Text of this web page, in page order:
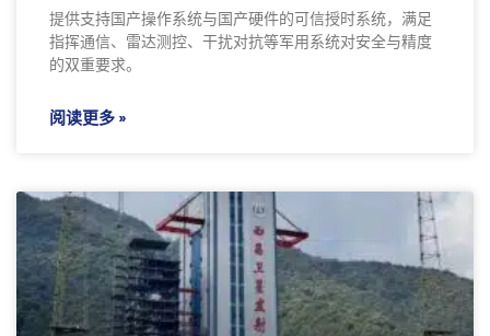
提供支持国产操作系统与国产硬件的可信授时系统，满足
指挥通信、雷达测控、干扰对抗等军用系统对安全与精度
的双重要求。
阅读更多 »